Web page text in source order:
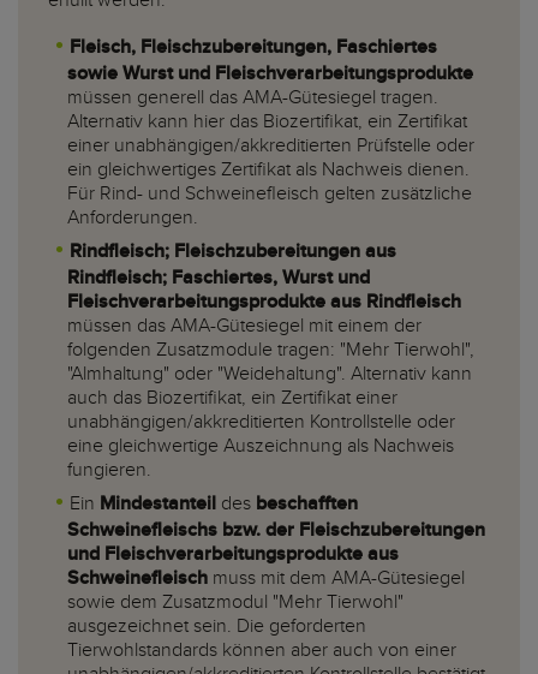
Fleisch, Fleischzubereitungen, Faschiertes
sowie Wurst und Fleischverarbeitungsprodukte
müssen generell das AMA-Gütesiegel tragen.
Alternativ kann hier das Biozertifikat, ein Zertifikat
einer unabhängigen/akkreditierten Prüfstelle oder
ein gleichwertiges Zertifikat als Nachweis dienen.
Für Rind- und Schweinefleisch gelten zusätzliche
Anforderungen.
Rindfleisch; Fleischzubereitungen aus
Rindfleisch; Faschiertes, Wurst und
Fleischverarbeitungsprodukte aus Rindfleisch
müssen das AMA-Gütesiegel mit einem der
folgenden Zusatzmodule tragen: "Mehr Tierwohl",
"Almhaltung" oder "Weidehaltung". Alternativ kann
auch das Biozertifikat, ein Zertifikat einer
unabhängigen/akkreditierten Kontrollstelle oder
eine gleichwertige Auszeichnung als Nachweis
fungieren.
Ein Mindestanteil desbeschafften
Schweinefleischs bzw. der Fleischzubereitungen
und Fleischverarbeitungsprodukte aus
Schweinefleisch muss mit dem AMA-Gütesiegel
sowie dem Zusatzmodul "Mehr Tierwohl"
ausgezeichnet sein. Die geforderten
Tierwohlstandards können aber auch von einer